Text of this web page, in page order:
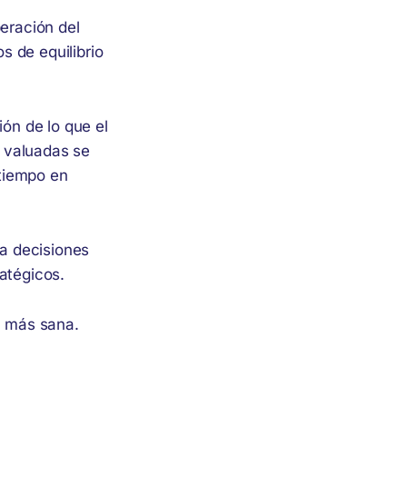
del
de equilibrio
de lo que el
se
en
decisiones
sana.